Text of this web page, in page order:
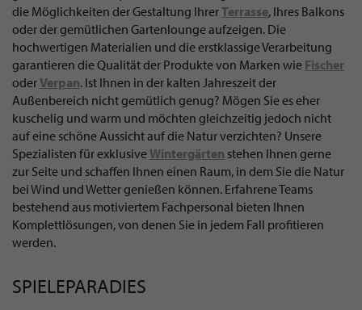
die Möglichkeiten der Gestaltung IhrerTerrasse, Ihres Balkons
oder der gemütlichen Gartenlounge aufzeigen. Die
hochwertigen Materialien und die erstklassige Verarbeitung
garantieren die Qualität der Produkte von Marken wie Fischer
oderVerpan. Ist Ihnen in der kalten Jahreszeit der
Außenbereich nicht gemütlich genug? Mögen Sie es eher
kuschelig und warm und möchten gleichzeitig jedoch nicht
auf eine schöne Aussicht auf die Natur verzichten? Unsere
Spezialisten für exklusiveWintergärten stehen Ihnen gerne
zur Seite und schaffen Ihnen einen Raum, in dem Sie die Natur
bei Wind und Wetter genießen können. Erfahrene Teams
bestehend aus motiviertem Fachpersonal bieten Ihnen
Komplettlösungen, von denen Sie in jedem Fall profitieren
werden.
SPIELEPARADIES